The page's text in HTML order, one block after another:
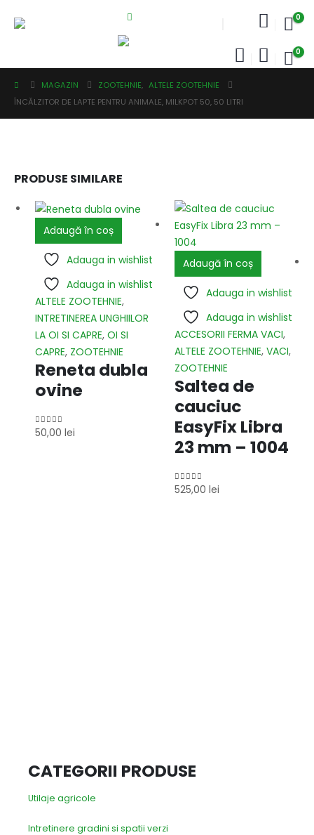
0
0
MAGAZIN ZOOTEHNIE, ALTELE ZOOTEHNIE
ÎNCĂLZITOR DE LAPTE PENTRU ANIMALE, MILKPOT 50, 50 LITRI
PRODUSE SIMILARE
Adaugă în coș
Adauga in wishlist
Adauga in wishlist
ALTELE ZOOTEHNIE,
INTRETINEREA UNGHIILOR
LA OI SI CAPRE, OI SI
CAPRE, ZOOTEHNIE
Reneta dubla
ovine
0out of 5
50,00 lei
Adaugă în coș
Adauga in wishlist
Adauga in wishlist
ACCESORII FERMA VACI,
ALTELE ZOOTEHNIE, VACI,
ZOOTEHNIE
Saltea de
cauciuc
EasyFix Libra
23 mm – 1004
0out of 5
525,00 lei
CATEGORII PRODUSE
Utilaje agricole
Intretinere gradini si spatii verzi